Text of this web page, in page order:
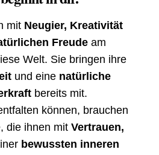
mit Neugier, Kreativität
Freudeam
Welt. Sie bringen ihre
und eine natürliche
bereits mit.
können, brauchen
die ihnen mit Vertrauen,
bewussten inneren